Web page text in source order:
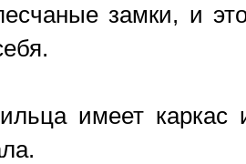
замки, и
имеет каркас